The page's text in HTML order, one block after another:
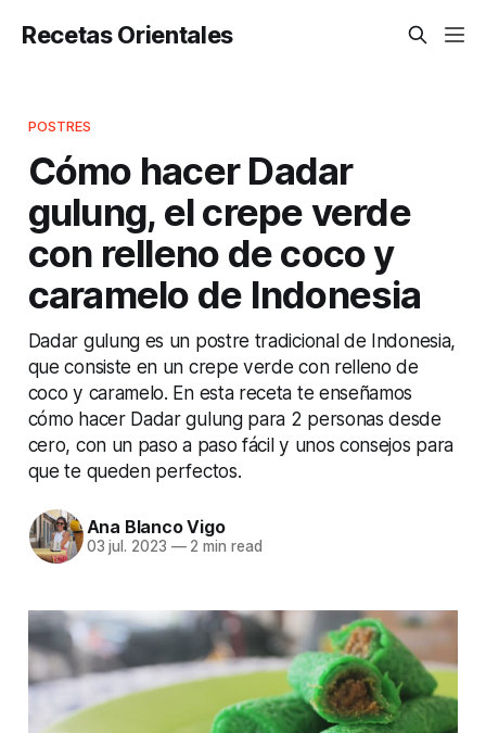
Recetas Orientales
POSTRES
Cómo hacer Dadar
gulung, el crepe verde
con relleno de coco y
caramelo de Indonesia
Dadar gulung es un postre tradicional de Indonesia,
que consiste en un crepe verde con relleno de
coco y caramelo. En esta receta te enseñamos
cómo hacer Dadar gulung para 2 personas desde
cero, con un paso a paso fácil y unos consejos para
que te queden perfectos.
Ana Blanco Vigo
03 jul. 2023 —2 min read